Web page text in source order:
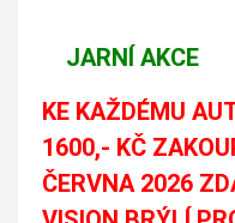
JARNÍ AKCE
KE KAŽDÉMU
1600,- KČ
ČERVNA 2026